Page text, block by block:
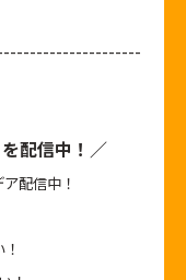
配信中！／
配信中！